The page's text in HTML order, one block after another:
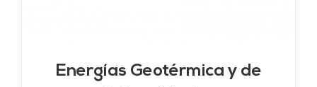
Energías Geotérmica y de